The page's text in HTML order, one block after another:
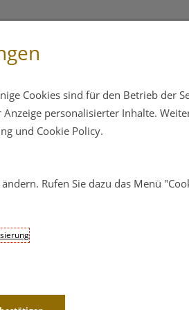
11,60 EUR
Cookies sind für den Betrieb der
personalisierter Inhalte.
und Cookie Policy.
Rufen Sie dazu das Menü